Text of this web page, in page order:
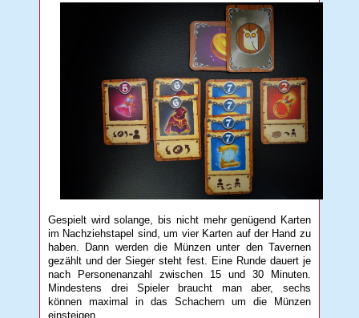
Gespielt wird solange, bis nicht mehr genügend Karten
im Nachziehstapel sind, um vier Karten auf der Hand zu
haben. Dann werden die Münzen unter den Tavernen
gezählt und der Sieger steht fest. Eine Runde dauert je
nach Personenanzahl zwischen 15 und 30 Minuten.
Mindestens drei Spieler braucht man aber, sechs
können maximal in das Schachern um die Münzen
einsteigen.